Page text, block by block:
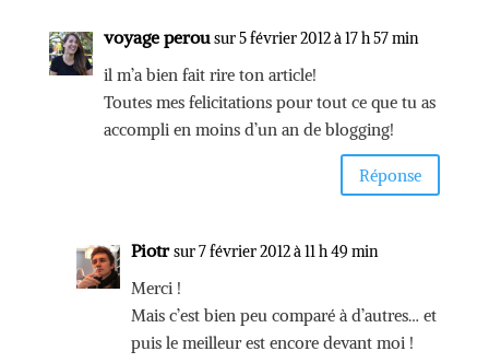
voyage perou sur 5 février 2012 à 17 h 57 min
il m’a bien fait rire ton article!
Toutes mes felicitations pour tout ce que tu as
accompli en moins d’un an de blogging!
Réponse
Piotr sur 7 février 2012 à 11 h 49 min
Merci !
Mais c’est bien peu comparé à d’autres… et
puis le meilleur est encore devant moi !